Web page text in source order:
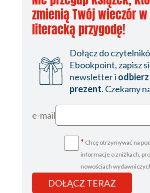
zmienią Twój wieczór w
literacką przygodę!
Dołącz do
Ebookpoint, zapisz
newsletter i
prezent. Czekamy
e-mail
* Chcę otrzymywać na
informacje o zniżkach,
nowościach
DOŁĄCZ TERAZ